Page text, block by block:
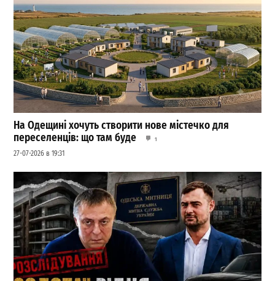
На Одещині хочуть створити нове містечко для
переселенців: що там буде
1
27-07-2026 в 19:31